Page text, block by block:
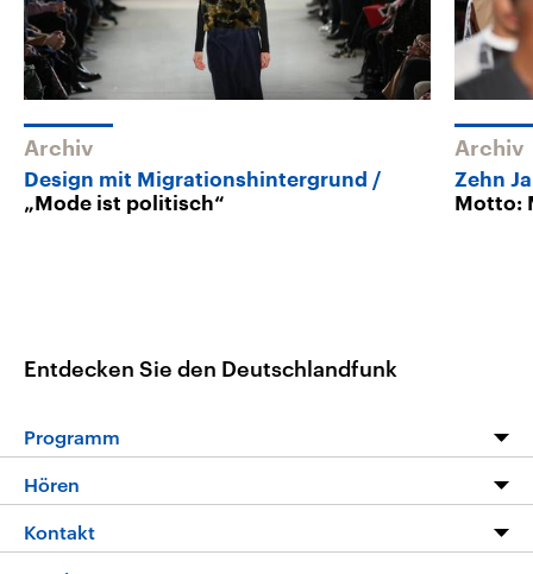
Archiv
Design mit Migrationshintergrund
„Mode ist politisch“
Archiv
Zehn
Motto:
Entdecken Sie den Deutschlandfunk
Programm
Programm
Die Nachrichten
Hören
Livestream
Kontakt